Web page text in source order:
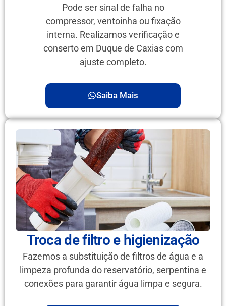
Pode ser sinal de falha no
compressor, ventoinha ou fixação
interna. Realizamos verificação e
conserto em Duque de Caxias com
ajuste completo.
Saiba Mais
Troca de filtro e higienização
Fazemos a substituição de filtros de água e a
limpeza profunda do reservatório, serpentina e
conexões para garantir água limpa e segura.